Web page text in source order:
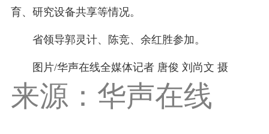
育、研究设备共享等情况。
省领导郭灵计、陈竞、余红胜参加。
图片/华声在线全媒体记者 唐俊 刘尚文 摄
来源：华声在线